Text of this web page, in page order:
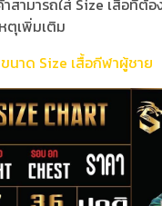
ามารถใส่ Size เสื้อที่ต้อ
ตุเพิ่มเติม
ขนาด Size เสื้อกีฬาผู้ชาย